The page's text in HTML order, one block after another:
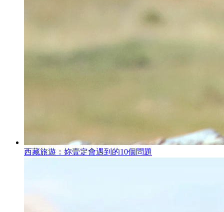
西藏旅遊：妳壹定會遇到的10個問題